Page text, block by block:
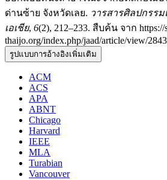
ด่านซ้าย จังหวัดเลย. วารสารศิลปกรร
เอเชีย, 6(2), 212–233. สืบค้น จาก https://
thaijo.org/index.php/jaad/article/view/
รูปแบบการอ้างอิงเพิ่มเติม
ACM
ACS
APA
ABNT
Chicago
Harvard
IEEE
MLA
Turabian
Vancouver